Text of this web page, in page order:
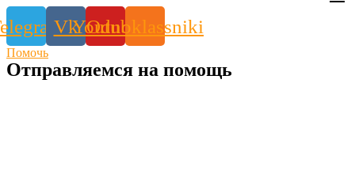
VkYoutube
Odnoklassniki
Помочь
Отправляемся на помощь